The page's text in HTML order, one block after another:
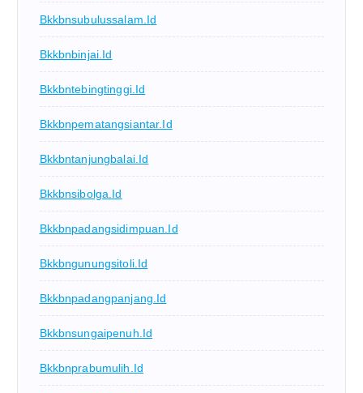
Bkkbnsubulussalam.id
Bkkbnbinjai.id
Bkkbntebingtinggi.id
Bkkbnpematangsiantar.id
Bkkbntanjungbalai.id
Bkkbnsibolga.id
Bkkbnpadangsidimpuan.id
Bkkbngunungsitoli.id
Bkkbnpadangpanjang.id
Bkkbnsungaipenuh.id
Bkkbnprabumulih.id